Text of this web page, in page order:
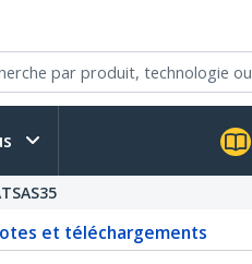
et téléchargements